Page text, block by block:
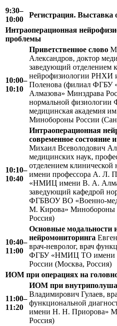
9:30–
10:00
Регистрация. Выставка
Интраоперационная
проблемы
10:00–
10:10
Приветственное слово
Александров, доктор
заведующий отделением
нейрофизиологии РНХИ
Поленова (филиал
Алмазова» Минздрава
нормальной
медицинская академия
Минобороны России
10:10–
10:40
Интраоперационная
современное состояние
Михаил Всеволодович
медицинских наук,
отделением
имени профессора А. Л.
«НМИЦ имени В. А.
заведующий кафедрой
ФГБВОУ ВО «Военно-
М. Кирова» Минобороны
Россия)
10:40–
11:00
Основные модальности
нейромониторинга
врач-невролог, врач
ФГБУ «НМИЦ ТО имени
России (Москва, Россия)
ИОМ при операциях на
11:00–
11:20
ИОМ при
Владимирович Гулаев,
функциональной
имени Н. Н. Приорова»
Россия)